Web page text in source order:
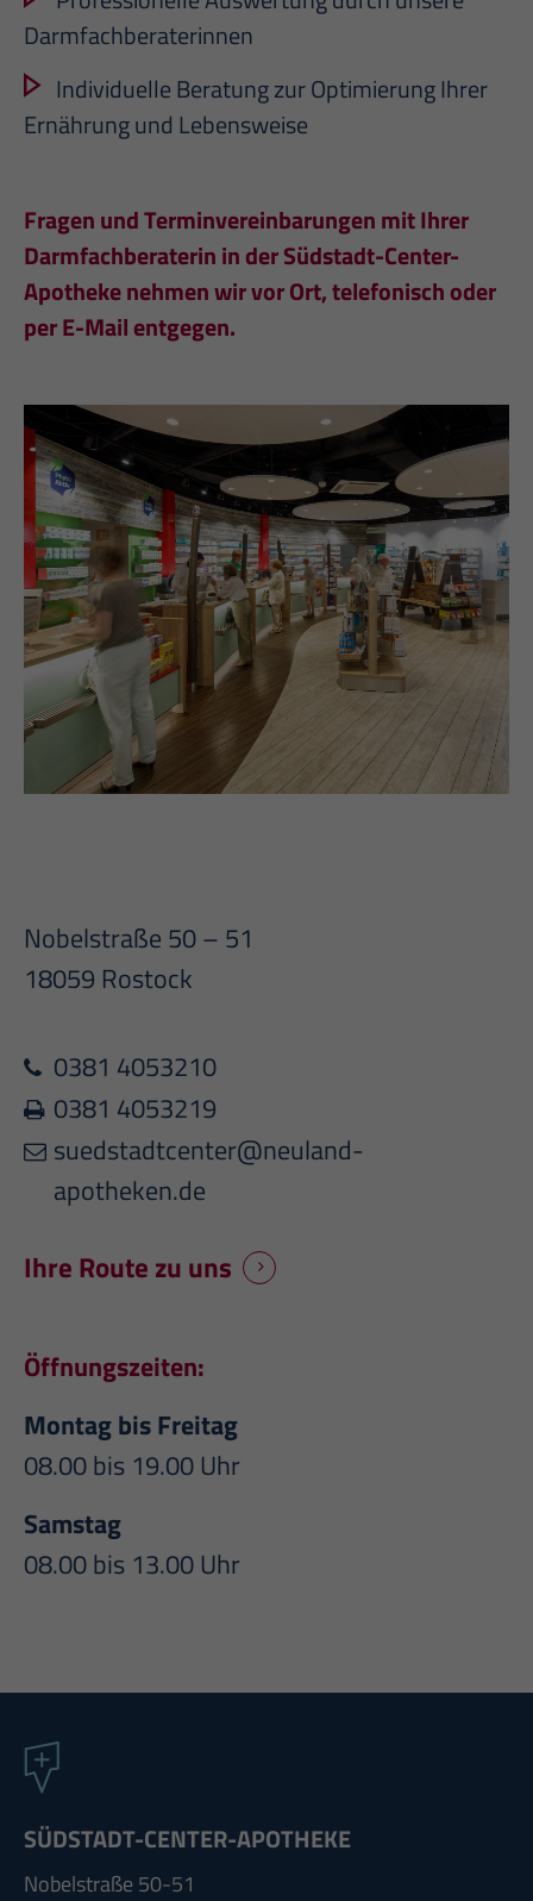
Darmfachberaterinnen
Individuelle Beratung zur Optimierung Ihrer
Ernährung und Lebensweise
Fragen und Terminvereinbarungen mit Ihrer
Darmfachberaterin in der Südstadt-Center-
Apotheke nehmen wir vor Ort, telefonisch oder
per E-Mail entgegen.
Nobelstraße 50 – 51
18059 Rostock
0381 4053210
0381 4053219
suedstadtcenter@neuland-
apotheken.de
Ihre Route zu uns
Öffnungszeiten:
Montag bis Freitag
08.00 bis 19.00 Uhr
Samstag
08.00 bis 13.00 Uhr
SÜDSTADT-CENTER-APOTHEKE
Nobelstraße 50-51